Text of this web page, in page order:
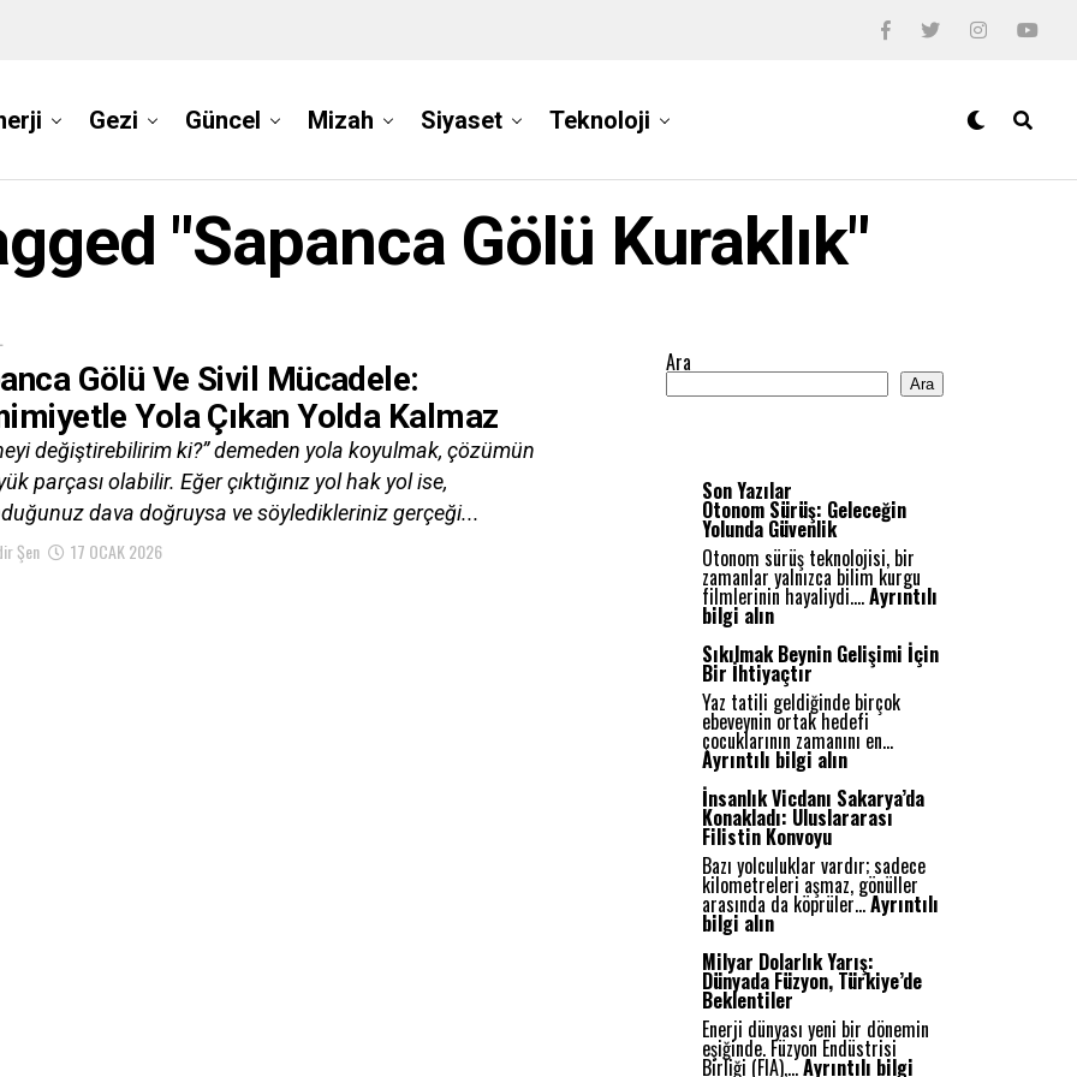
Gezi Güncel Mizah Siyaset Teknoloji
"Sapanca Gölü Kuraklık"
Gölü Ve Sivil Mücadele:
Yola Çıkan Yolda Kalmaz
değiştirebilirim ki?” demeden yola koyulmak, çözümün
parçası olabilir. Eğer çıktığınız yol hak yol ise,
dava doğruysa ve söyledikleriniz gerçeği...
Şen
17 OCAK 2026
Ara
Ara
Son Yazılar
Otonom Sürüş: Geleceğin
Yolunda Güvenlik
Otonom sürüş teknolojisi, bir
zamanlar yalnızca bilim kurgu
filmlerinin hayaliydi.…Ayrıntılı
bilgi alın:
O
t
o
n
o
m
S
ü
r
ü
ş
:
G
e
l
e
c
e
ğ
i
n
Y
o
Sıkılmak Beynin Gelişimi İçin
Bir İhtiyaçtır
Yaz tatili geldiğinde birçok
ebeveynin ortak hedefi
çocuklarının zamanını en…
Ayrıntılı bilgi alın:
S
ı
k
ı
l
m
a
k
e
y
n
n
G
e
İnsanlık Vicdanı Sakarya’da
Konakladı: Uluslararası
Filistin Konvoyu
Bazı yolculuklar vardır; sadece
kilometreleri aşmaz, gönüller
arasında da köprüler…Ayrıntılı
bilgi alın:
İ
n
s
a
n
l
ı
Milyar Dolarlık Yarış:
Dünyada Füzyon, Türkiye’de
Beklentiler
Enerji dünyası yeni bir dönemin
eşiğinde. Füzyon Endüstrisi
Birliği (FIA),…Ayrıntılı bilgi